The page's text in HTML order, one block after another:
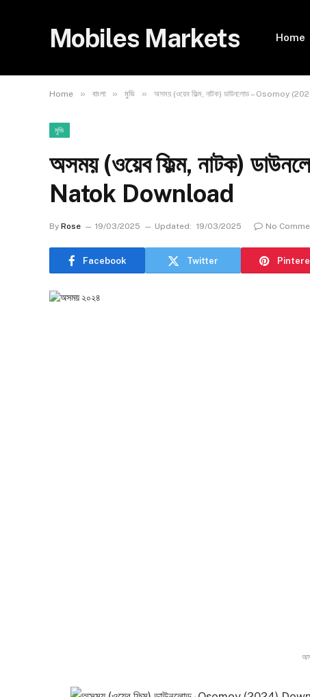
Mobiles Markets Home
Home » বাংলা » মুভি » অসময় (ওয়েব ফিল্ম, নাটক) ডাউনলোড – Osomoy
মুভি
অসময় (ওয়েব ফিল্ম, নাটক)
Natok Download
By Rose 19/03/2025 Updated: 19/03/2025 No
Facebook Twitter